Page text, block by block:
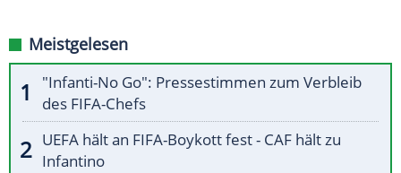
Meistgelesen
"Infanti-No Go": Pressestimmen zum Verbleib
des FIFA-Chefs
UEFA hält an FIFA-Boykott fest - CAF hält zu
Infantino